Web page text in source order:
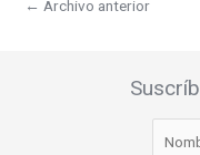
← Archivo anterior